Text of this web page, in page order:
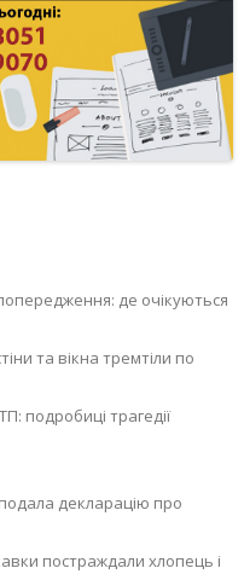
де очікуються
та вікна тремтіли по
подробиці трагедії
декларацію про
постраждали хлопець і